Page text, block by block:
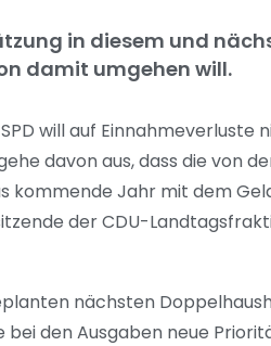
in diesem und
damit umgehen will.
will auf
davon aus, dass die von
Jahr mit dem
der CDU-
nächsten
bei den Ausgaben neue